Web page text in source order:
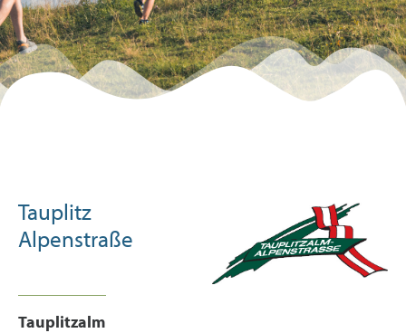
Tauplitz
Alpenstraße
Tauplitzalm